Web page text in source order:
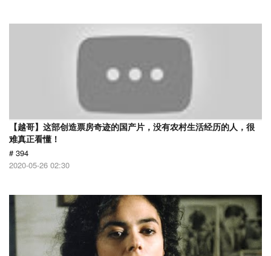
【越哥】这部创造票房奇迹的国产片，没有农村生活经历的人，很
难真正看懂！
# 394
2020-05-26 02:30